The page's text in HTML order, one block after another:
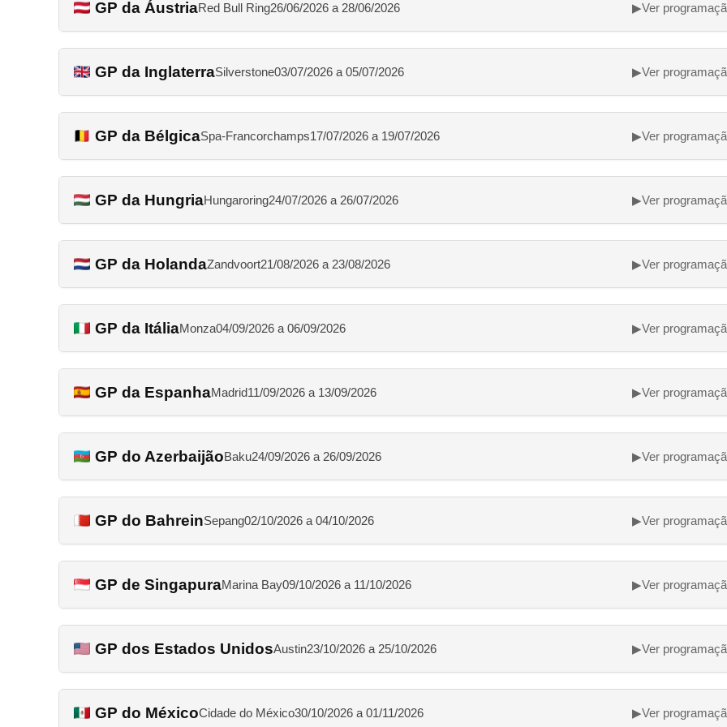
GP da ÁustriaRed Bull Ring26/06/2026 a 28/06/2026 ▶Ver
GP da InglaterraSilverstone03/07/2026 a 05/07/2026 ▶Ver
GP da BélgicaSpa-Francorchamps17/07/2026 a 19/07/2026 ▶Ver
GP da HungriaHungaroring24/07/2026 a 26/07/2026 ▶Ver
GP da HolandaZandvoort21/08/2026 a 23/08/2026 ▶Ver
GP da ItáliaMonza04/09/2026 a 06/09/2026 ▶Ver
GP da EspanhaMadrid11/09/2026 a 13/09/2026 ▶Ver
GP do AzerbaijãoBaku24/09/2026 a 26/09/2026 ▶Ver
GP do BahreinSepang02/10/2026 a 04/10/2026 ▶Ver
GP de SingapuraMarina Bay09/10/2026 a 11/10/2026 ▶Ver
GP dos Estados UnidosAustin23/10/2026 a 25/10/2026 ▶Ver
GP do MéxicoCidade do México30/10/2026 a 01/11/2026 ▶Ver